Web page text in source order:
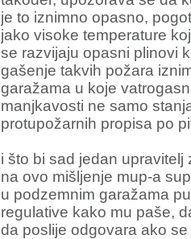
je to iznimno opasno,
jako visoke temperature
se razvijaju opasni plinovi
gašenje takvih požara
garažama u koje
manjkavosti ne samo
protupožarnih propisa po
i što bi sad jedan upravitelj
na ovo mišljenje mup-a
u podzemnim garažama
regulative kako mu paše,
da poslije odgovara ako